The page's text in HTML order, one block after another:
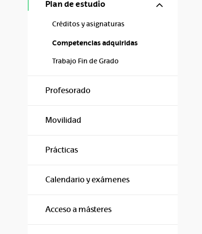
Plan de estudio Mostrar/
Créditos y asignaturas
Competencias adquiridas
Trabajo Fin de Grado
Profesorado
Movilidad
Prácticas
Calendario y exámenes
Acceso a másteres